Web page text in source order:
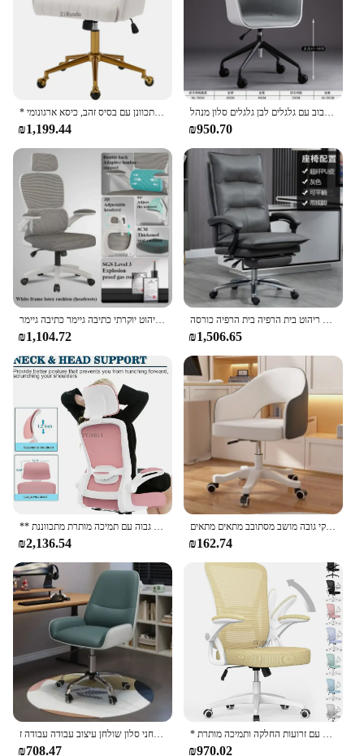
₪1,199.44 ₪950.70
₪1,104.72 ₪1,506.65
** כיסא משרד מימוגליד, כיסא שולחן ארגונומי גבוה עם תמיכה מותרת מתכווננת
₪2,136.54
פלדה כיסא מחשב פלדה עומס גבוהה נושאת מושבי בטיחות קל משרד נקי גובה מושב מסתובב מתאים מתאים
₪162.74
גובה כיסא מתכווננת כיסא משרד כסאות מחשב שולחני סלון שולחן עיצוב עבודה עבודה ז chaise דה לשכות גלגלים חדר שינה מסתובב
₪708.47
* כיסא באמצע גב עם גובה מתכווננת, כיסא מסתובב עם זרועות החלקה ותמיכה מותרת
₪970.02